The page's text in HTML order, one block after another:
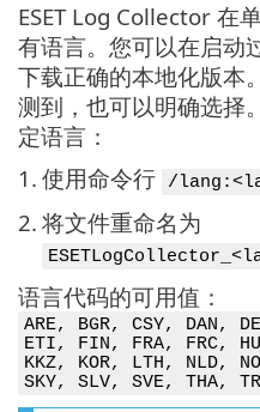
ESET Log Collector 在
有语言。您可以在启动
下载正确的本地化版本
测到，也可以明确选择
定语言：
1. 使用命令行 /
2. 将文件重命名为
语言代码的可用值：
ARE, BGR, CSY, DAN,
ETI, FIN, FRA, FRC,
KKZ, KOR, LTH, NLD,
SKY, SLV, SVE, THA,